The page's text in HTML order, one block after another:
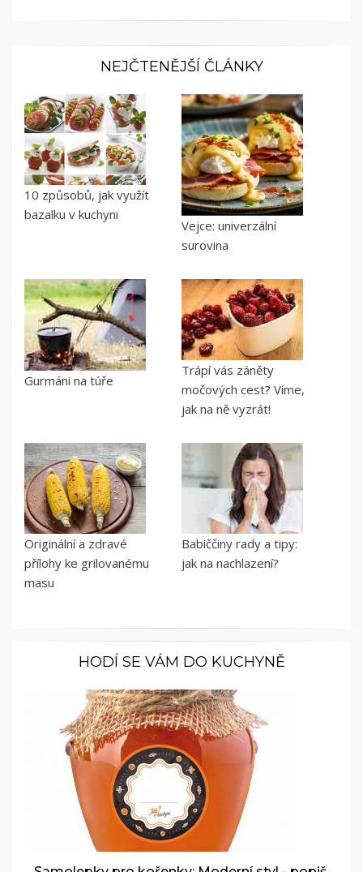
NEJČTENĚJŠÍ ČLÁNKY
10 způsobů, jak využít
bazalku v kuchyni
Vejce: univerzální
surovina
Gurmáni na túře
Trápí vás záněty
močových cest? Víme,
jak na ně vyzrát!
Originální a zdravé
přílohy ke grilovanému
masu
Babiččiny rady a tipy:
jak na nachlazení?
HODÍ SE VÁM DO KUCHYNĚ